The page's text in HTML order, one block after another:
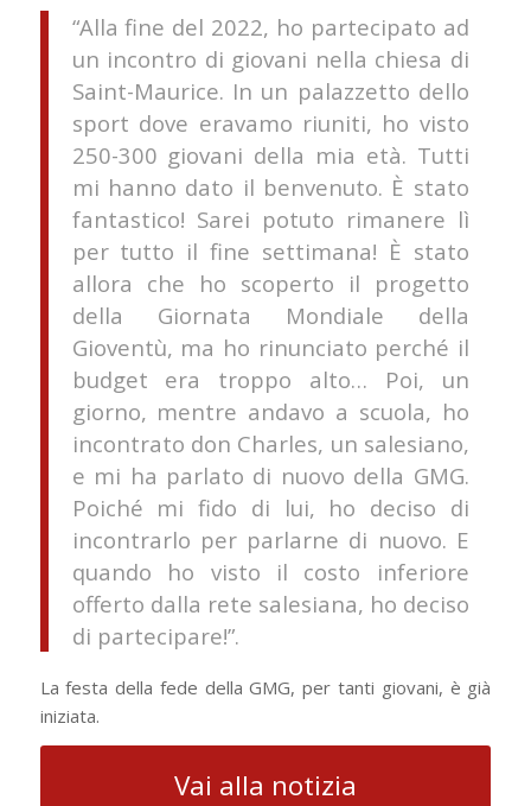
“Alla fine del 2022, ho partecipato ad
un incontro di giovani nella chiesa di
Saint-Maurice. In un palazzetto dello
sport dove eravamo riuniti, ho visto
250-300 giovani della mia età. Tutti
mi hanno dato il benvenuto. È stato
fantastico! Sarei potuto rimanere lì
per tutto il fine settimana! È stato
allora che ho scoperto il progetto
della Giornata Mondiale della
Gioventù, ma ho rinunciato perché il
budget era troppo alto… Poi, un
giorno, mentre andavo a scuola, ho
incontrato don Charles, un salesiano,
e mi ha parlato di nuovo della GMG.
Poiché mi fido di lui, ho deciso di
incontrarlo per parlarne di nuovo. E
quando ho visto il costo inferiore
offerto dalla rete salesiana, ho deciso
di partecipare!”.
La festa della fede della GMG, per tanti giovani, è già
iniziata.
Vai alla notizia